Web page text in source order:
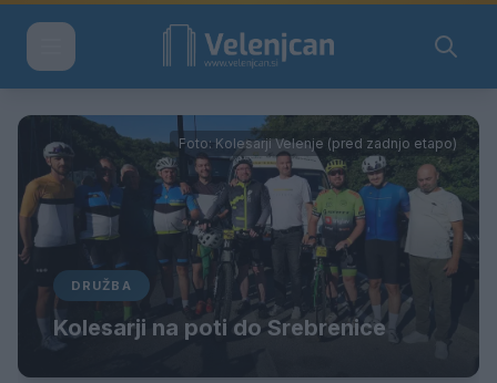
Foto: Kolesarji Velenje (pred zadnjo etapo)
DRUŽBA
Kolesarji na poti do Srebrenice